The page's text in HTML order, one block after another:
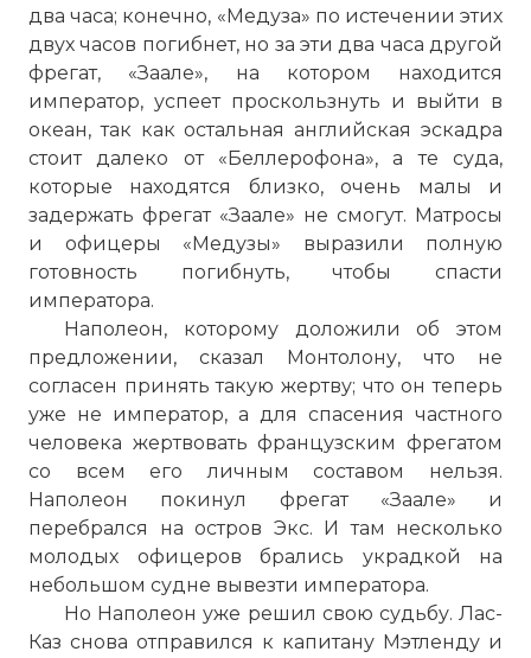
два часа; конечно, «Медуза» по истечении этих
двух часов погибнет, но за эти два часа другой
фрегат, «Заале», на котором находится
император, успеет проскользнуть и выйти в
океан, так как остальная английская эскадра
стоит далеко от «Беллерофона», а те суда,
которые находятся близко, очень малы и
задержать фрегат «Заале» не смогут. Матросы
и офицеры «Медузы» выразили полную
готовность погибнуть, чтобы спасти
императора.
Наполеон, которому доложили об этом
предложении, сказал Монтолону, что не
согласен принять такую жертву; что он теперь
уже не император, а для спасения частного
человека жертвовать французским фрегатом
со всем его личным составом нельзя.
Наполеон покинул фрегат «Заале» и
перебрался на остров Экс. И там несколько
молодых офицеров брались украдкой на
небольшом судне вывезти императора.
Но Наполеон уже решил свою судьбу. Лас-
Каз снова отправился к капитану Мэтленду и